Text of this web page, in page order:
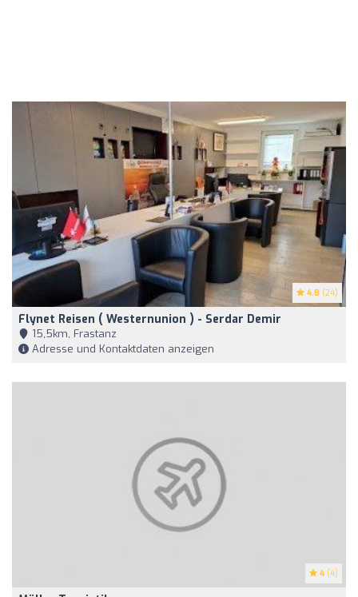
4.8 (24)
Flynet Reisen ( Westernunion ) - Serdar Demir
15,5km, Frastanz
Adresse und Kontaktdaten anzeigen
4 (4)